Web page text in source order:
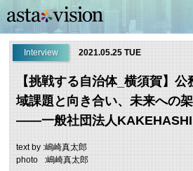
Interview 2021.05.25 TUE
【挑戦する自治体_横須賀】
域課題と向き合い、未来への
――一般社団法人
text by :嶋崎真太郎
photo :嶋崎真太郎